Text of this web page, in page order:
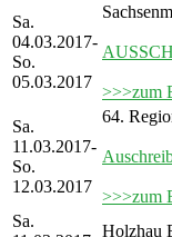
Sa.
04.03.2017-
So.
05.03.2017
>>>zum
Sa.
11.03.2017-
So.
12.03.2017
64.
>>>zum
Sa.
Holzhau